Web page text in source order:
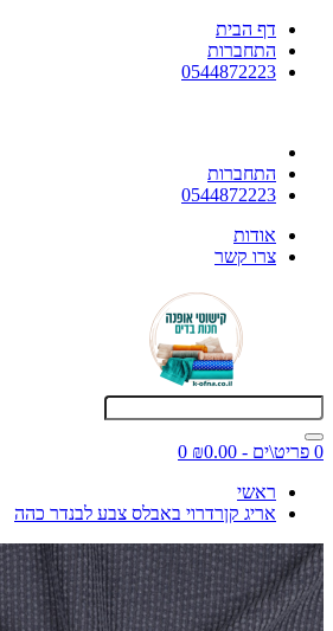
דף הבית
התחברות
0544872223
התחברות
0544872223
אודות
צרו קשר
0 פריט\ים - ₪0.00
0
ראשי
אריג קןרדרוי באבלס צבע לבנדר כהה